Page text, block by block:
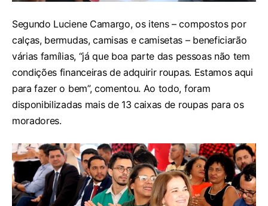
Segundo Luciene Camargo, os itens – compostos por
calças, bermudas, camisas e camisetas – beneficiarão
várias famílias, “já que boa parte das pessoas não tem
condições financeiras de adquirir roupas. Estamos aqui
para fazer o bem”, comentou. Ao todo, foram
disponibilizadas mais de 13 caixas de roupas para os
moradores.